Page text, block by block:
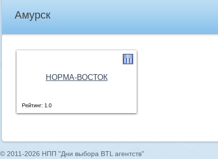
Амурск
НОРМА-ВОСТОК
Рейтинг: 1.0
© 2011-2026 НПП "Дни выбора BTL агентств"